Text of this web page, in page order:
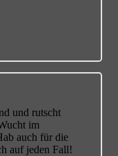
und rutscht
im
auch für die
auf jeden Fall!